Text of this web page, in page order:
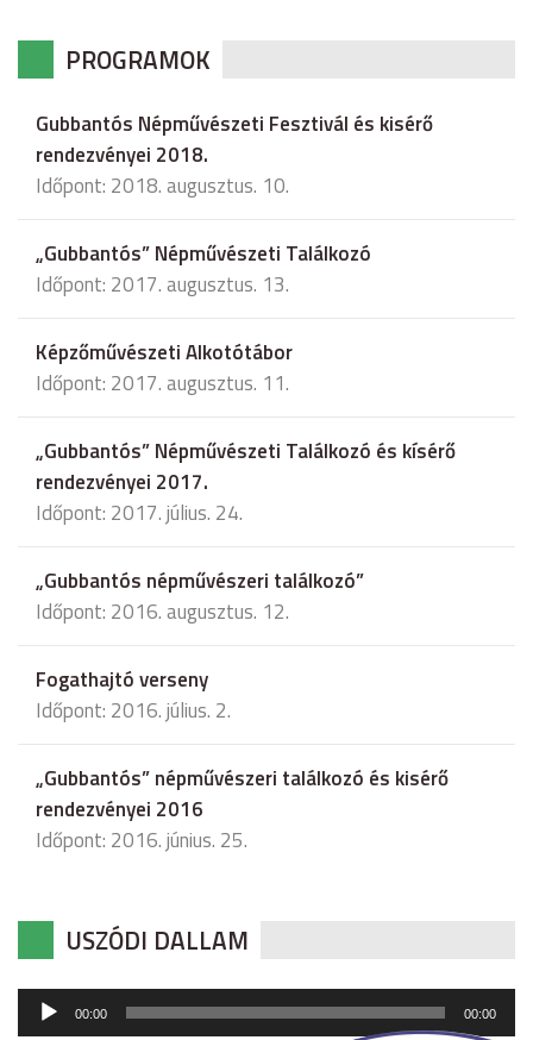
PROGRAMOK
Gubbantós Népművészeti Fesztivál és kisérő
rendezvényei 2018.
Időpont: 2018. augusztus. 10.
„Gubbantós” Népművészeti Találkozó
Időpont: 2017. augusztus. 13.
Képzőművészeti Alkotótábor
Időpont: 2017. augusztus. 11.
„Gubbantós” Népművészeti Találkozó és kísérő
rendezvényei 2017.
Időpont: 2017. július. 24.
„Gubbantós népművészeri találkozó”
Időpont: 2016. augusztus. 12.
Fogathajtó verseny
Időpont: 2016. július. 2.
„Gubbantós” népművészeri találkozó és kisérő
rendezvényei 2016
Időpont: 2016. június. 25.
USZÓDI DALLAM
Audió
00:00 00:00